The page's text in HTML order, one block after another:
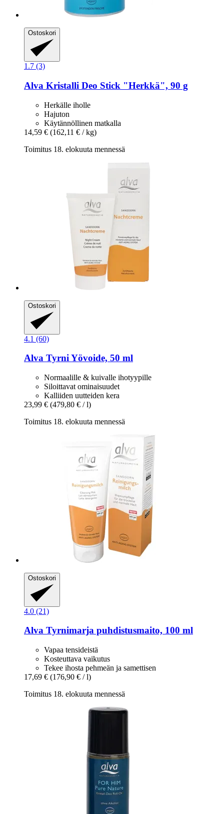
Ostoskori
1.7 (3)
Alva Kristalli Deo Stick "Herkkä", 90 g
Herkälle iholle
Hajuton
Käytännöllinen matkalla
14,59 € (162,11 € / kg)
Toimitus 18. elokuuta mennessä
Ostoskori
4.1 (60)
Alva Tyrni Yövoide, 50 ml
Normaalille & kuivalle ihotyypille
Siloittavat ominaisuudet
Kalliiden uutteiden kera
23,99 € (479,80 € / l)
Toimitus 18. elokuuta mennessä
Ostoskori
4.0 (21)
Alva Tyrnimarja puhdistusmaito, 100 ml
Vapaa tensideistä
Kosteuttava vaikutus
Tekee ihosta pehmeän ja samettisen
17,69 € (176,90 € / l)
Toimitus 18. elokuuta mennessä